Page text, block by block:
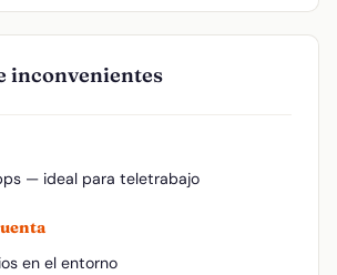
inconvenientes
— ideal para teletrabajo
en el entorno